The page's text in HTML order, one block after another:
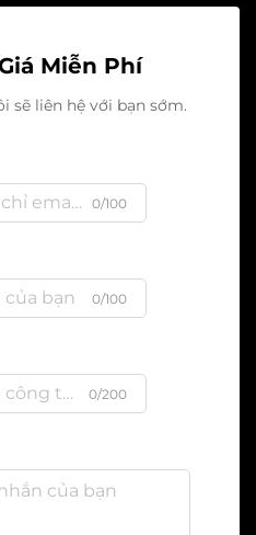
Miễn Phí
sẽ liên hệ với bạn sớm.
0/100
0/100
0/200